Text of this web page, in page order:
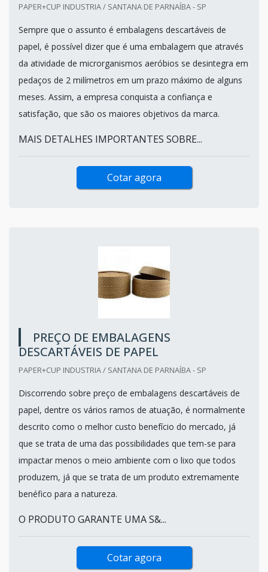
PAPER+CUP INDUSTRIA / SANTANA DE PARNAÍBA - SP
Sempre que o assunto é embalagens descartáveis de
papel, é possível dizer que é uma embalagem que através
da atividade de microrganismos aeróbios se desintegra em
pedaços de 2 milímetros em um prazo máximo de alguns
meses. Assim, a empresa conquista a confiança e
satisfação, que são os maiores objetivos da marca.
MAIS DETALHES IMPORTANTES SOBRE...
Cotar agora
PREÇO DE EMBALAGENS
DESCARTÁVEIS DE PAPEL
PAPER+CUP INDUSTRIA / SANTANA DE PARNAÍBA - SP
Discorrendo sobre preço de embalagens descartáveis de
papel, dentre os vários ramos de atuação, é normalmente
descrito como o melhor custo benefício do mercado, já
que se trata de uma das possibilidades que tem-se para
impactar menos o meio ambiente com o lixo que todos
produzem, já que se trata de um produto extremamente
benéfico para a natureza.
O PRODUTO GARANTE UMA S&...
Cotar agora